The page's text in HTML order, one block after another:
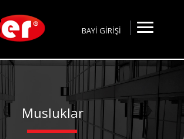
BAYİ GİRİŞİ
Musluklar